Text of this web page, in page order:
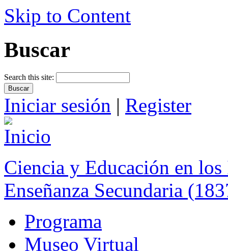
Skip to Content
Buscar
Search this site:
Iniciar sesión | Register
Ciencia y Educación en
Enseñanza Secundaria
Programa
Museo Virtual